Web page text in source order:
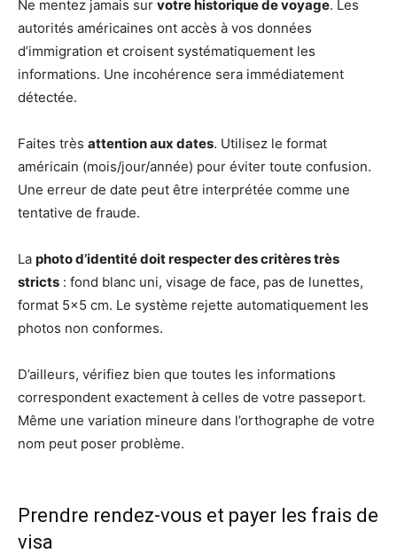
Ne mentez jamais sur votre historique de voyage. Les
autorités américaines ont accès à vos données
d’immigration et croisent systématiquement les
informations. Une incohérence sera immédiatement
détectée.
Faites très attention aux dates. Utilisez le format
américain (mois/jour/année) pour éviter toute confusion.
Une erreur de date peut être interprétée comme une
tentative de fraude.
La photo d’identité doit respecter des critères très
stricts : fond blanc uni, visage de face, pas de lunettes,
format 5×5 cm. Le système rejette automatiquement les
photos non conformes.
D’ailleurs, vérifiez bien que toutes les informations
correspondent exactement à celles de votre passeport.
Même une variation mineure dans l’orthographe de votre
nom peut poser problème.
Prendre rendez-vous et payer les frais de
visa